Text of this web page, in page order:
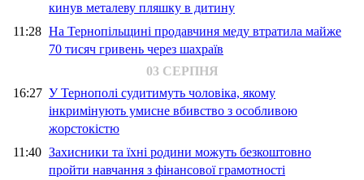
кинув металеву пляшку в дитину
11:28 На Тернопільщині продавчиня меду втратила майже
70 тисяч гривень через шахраїв
03 СЕРПНЯ
16:27 У Тернополі судитимуть чоловіка, якому
інкримінують умисне вбивство з особливою
жорстокістю
11:40 Захисники та їхні родини можуть безкоштовно
пройти навчання з фінансової грамотності